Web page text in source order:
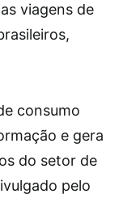
viagens de
consumo
e gera
do setor de
pelo